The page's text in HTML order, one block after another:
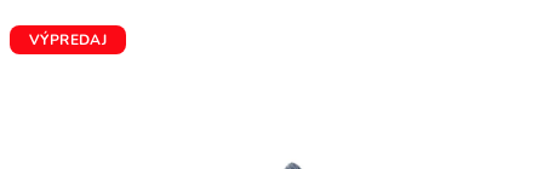
produktu
VÝPREDAJ